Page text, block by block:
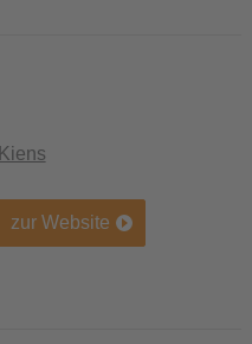
Kiens
zur Website